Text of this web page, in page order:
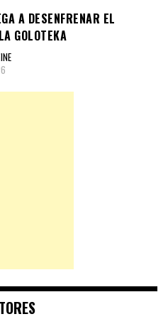
A DESENFRENAR EL
GOLOTEKA